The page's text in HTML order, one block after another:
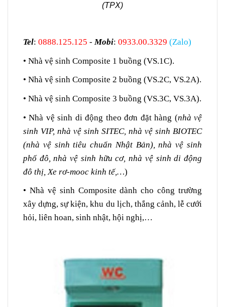
(TPX)
Tel: 0888.125.125 -Mobi: 0933.00.3329 (Zalo)
• Nhà vệ sinh Composite 1 buồng (VS.1C).
• Nhà vệ sinh Composite 2 buồng (VS.2C, VS.2A).
• Nhà vệ sinh Composite 3 buồng (VS.3C, VS.3A).
• Nhà vệ sinh di động theo đơn đặt hàng (nhà vệ
sinh VIP, nhà vệ sinh SITEC, nhà vệ sinh BIOTEC
(nhà vệ sinh tiêu chuẩn Nhật Bản), nhà vệ sinh
phố đô, nhà vệ sinh hữu cơ, nhà vệ sinh di động
đô thị, Xe rơ-mooc kinh tế,…)
• Nhà vệ sinh Compositedành cho công trường
xây dựng, sự kiện, khu du lịch, thắng cảnh, lễ cưới
hỏi, liên hoan, sinh nhật, hội nghị,…